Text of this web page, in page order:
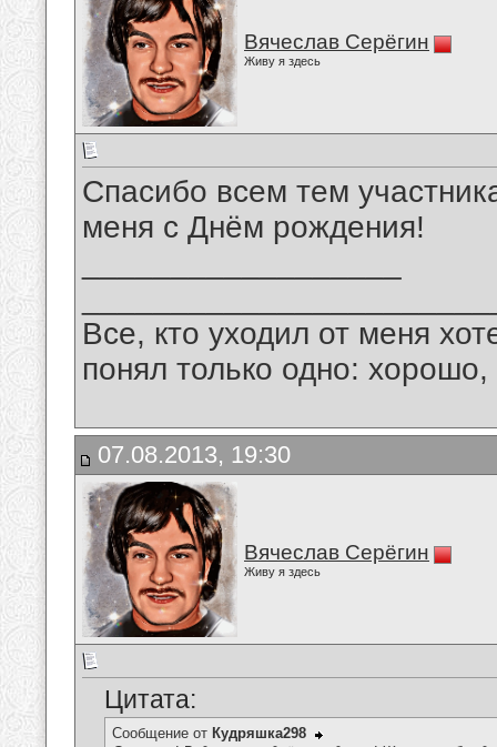
Вячеслав Серёгин
Живу я здесь
Спасибо всем тем
меня с Днём рождения!
Все, кто уходил от меня
понял только одно:
07.08.2013, 19:30
Вячеслав Серёгин
Живу я здесь
Цитата:
Сообщение от Кудряшка298